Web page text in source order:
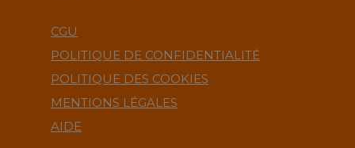
CGU
POLITIQUE DE CONFIDENTIALITÉ
POLITIQUE DES COOKIES
MENTIONS LÉGALES
AIDE